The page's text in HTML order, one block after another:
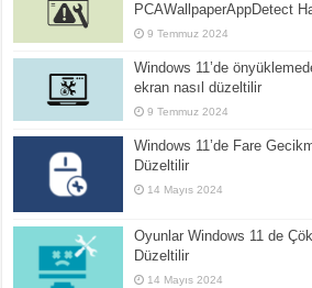
PCAWallpaperAppDetect
9 Temmuz 2024
Windows 11’de
ekran nasıl düzeltilir
9 Temmuz 2024
Windows 11’de Fare
Düzeltilir
14 Mayıs 2024
Oyunlar Windows 11 de
Düzeltilir
14 Mayıs 2024